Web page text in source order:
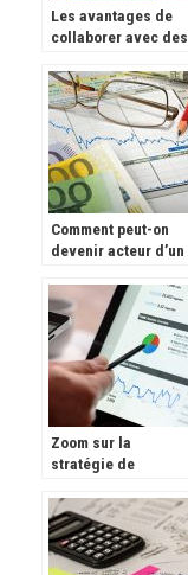
Les avantages de
collaborer avec des
Comment peut-on
devenir acteur d’un
Zoom sur la
stratégie de